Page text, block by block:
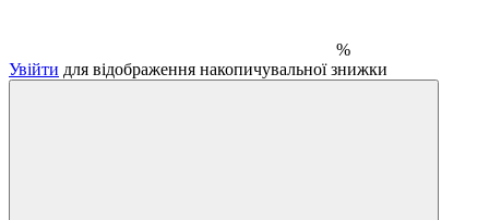
%
Увійти для відображення накопичувальної знижки